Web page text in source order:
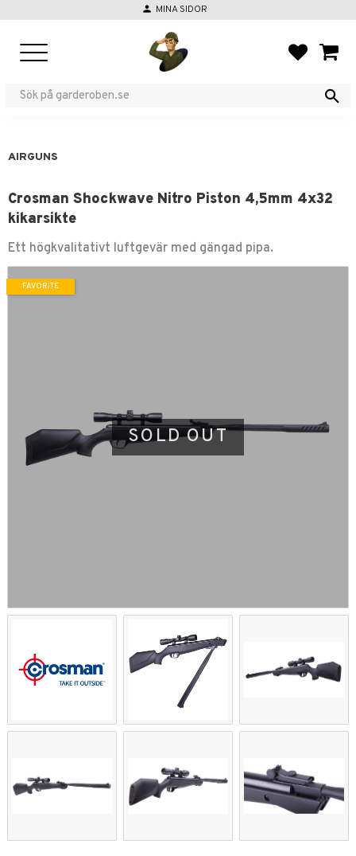
person MINA SIDOR
AIRGUNS
Crosman Shockwave Nitro Piston 4,5mm 4x32
kikarsikte
Ett högkvalitativt luftgevär med gängad pipa.
SOLD OUT
FAVORITE